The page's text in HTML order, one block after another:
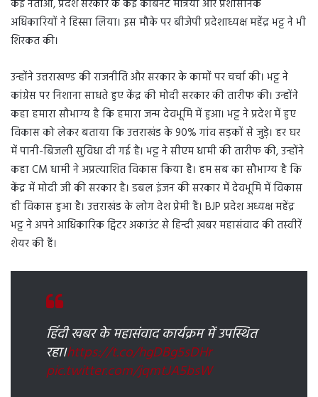
कई नेताओं, प्रदेश सरकार के कई कैबिनेट मंत्रियों और प्रशासनिक
अधिकारियों ने हिस्सा लिया। इस मौके पर बीजेपी प्रदेशाध्यक्ष महेंद्र भट्ट ने भी
शिरकत की।
उन्होंने उत्तराखण्ड की राजनीति और सरकार के कामों पर चर्चा की। भट्ट ने
कांग्रेस पर निशाना साधते हुए केंद्र की मोदी सरकार की तारीफ की। उन्होंने
कहा हमारा सौभाग्य है कि हमारा जन्म देवभूमि में हुआ। भट्ट ने प्रदेश में हुए
विकास को लेकर बताया कि उत्तराखंड के 90% गांव सड़कों से जुड़े। हर घर
में पानी-बिजली सुविधा दी गई है। भट्ट ने सीएम धामी की तारीफ की, उन्होंने
कहा CM धामी ने अप्रत्याशित विकास किया है। हम सब का सौभाग्य है कि
केंद्र में मोदी जी की सरकार है। डबल इंजन की सरकार में देवभूमि में विकास
ही विकास हुआ है। उत्तराखंड के लोग देश प्रेमी हैं। BJP प्रदेश अध्यक्ष महेंद्र
भट्ट ने अपने आधिकारिक ट्विटर अकाउंट से हिन्दी ख़बर महासंवाद की तस्वीरें
शेयर की हैं।
हिंदी खबर के महासंवाद कार्यक्रम में उपस्थित
रहा।https://t.co/hgDBg5sDHr
pic.twitter.com/jqmtJA5bsW